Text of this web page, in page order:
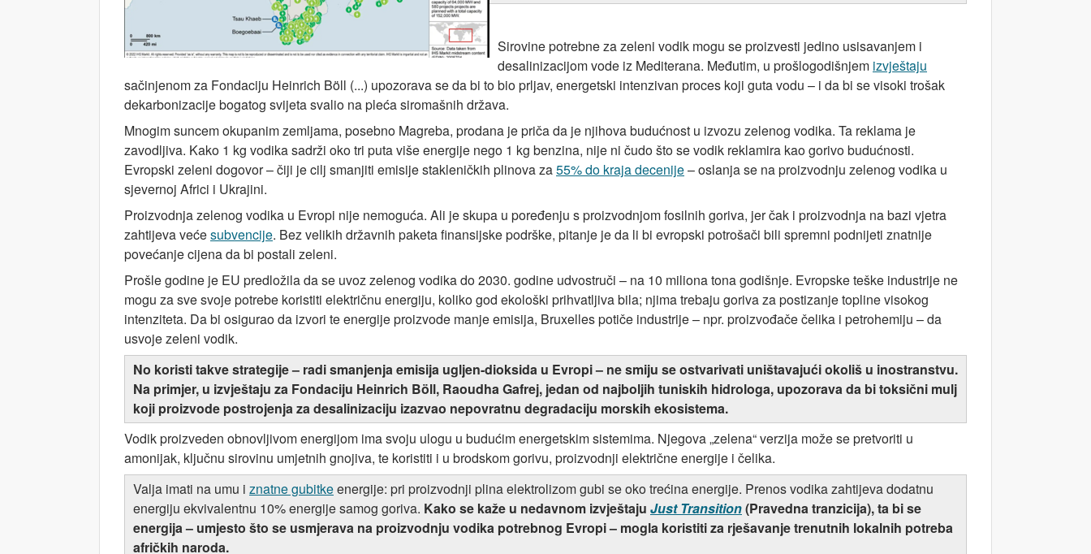
Sirovine potrebne za zeleni vodik mogu se proizvesti jedino usisavanjem i
desalinizacijom vode iz Mediterana. Međutim, u prošlogodišnjem izvještaju
sačinjenom za Fondaciju Heinrich Böll (...) upozorava se da bi to bio prljav, energetski intenzivan proces koji guta vodu – i da bi se visoki trošak
dekarbonizacije bogatog svijeta svalio na pleća siromašnih država.
Mnogim suncem okupanim zemljama, posebno Magreba, prodana je priča da je njihova budućnost u izvozu zelenog vodika. Ta reklama je
zavodljiva. Kako 1 kg vodika sadrži oko tri puta više energije nego 1 kg benzina, nije ni čudo što se vodik reklamira kao gorivo budućnosti.
Evropski zeleni dogovor – čiji je cilj smanjiti emisije stakleničkih plinova za55% do kraja decenije– oslanja se na proizvodnju zelenog vodika u
sjevernoj Africi i Ukrajini.
Proizvodnja zelenog vodika u Evropi nije nemoguća. Ali je skupa u poređenju s proizvodnjom fosilnih goriva, jer čak i proizvodnja na bazi vjetra
zahtijeva većesubvencije. Bez velikih državnih paketa finansijske podrške, pitanje je da li bi evropski potrošači bili spremni podnijeti znatnije
povećanje cijena da bi postali zeleni.
Prošle godine je EU predložila da se uvoz zelenog vodika do 2030. godine udvostruči – na 10 miliona tona godišnje. Evropske teške industrije ne
mogu za sve svoje potrebe koristiti električnu energiju, koliko god ekološki prihvatljiva bila; njima trebaju goriva za postizanje topline visokog
intenziteta. Da bi osigurao da izvori te energije proizvode manje emisija, Bruxelles potiče industrije – npr. proizvođače čelika i petrohemiju – da
usvoje zeleni vodik.
No koristi takve strategije – radi smanjenja emisija ugljen-dioksida u Evropi – ne smiju se ostvarivati uništavajući okoliš u inostranstvu.
Na primjer, u izvještaju za Fondaciju Heinrich Böll, Raoudha Gafrej, jedan od najboljih tuniskih hidrologa, upozorava da bi toksični mulj
koji proizvode postrojenja za desalinizaciju izazvao nepovratnu degradaciju morskih ekosistema.
Vodik proizveden obnovljivom energijom ima svoju ulogu u budućim energetskim sistemima. Njegova „zelena“ verzija može se pretvoriti u
amonijak, ključnu sirovinu umjetnih gnojiva, te koristiti i u brodskom gorivu, proizvodnji električne energije i čelika.
Valja imati na umu i znatne gubitkeenergije: pri proizvodnji plina elektrolizom gubi se oko trećina energije. Prenos vodika zahtijeva dodatnu
energiju ekvivalentnu 10% energije samog goriva. Kako se kaže u nedavnom izvještaju Just Transition(Pravedna tranzicija), ta bi se
energija – umjesto što se usmjerava na proizvodnju vodika potrebnog Evropi – mogla koristiti za rješavanje trenutnih lokalnih potreba
afričkih naroda.